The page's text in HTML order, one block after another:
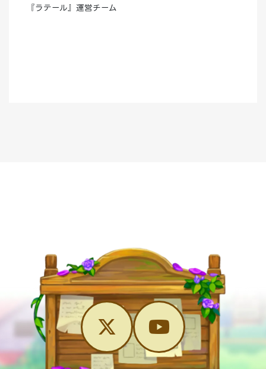
『ラテール』運営チーム